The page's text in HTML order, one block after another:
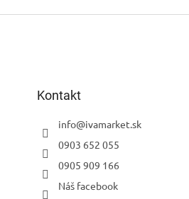
Kontakt
info@ivamarket.sk
0903 652 055
0905 909 166
Náš facebook